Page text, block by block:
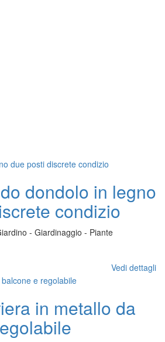
dondolo in legno
condizio
- Giardinaggio - Piante
Vedi dettagli
in metallo da